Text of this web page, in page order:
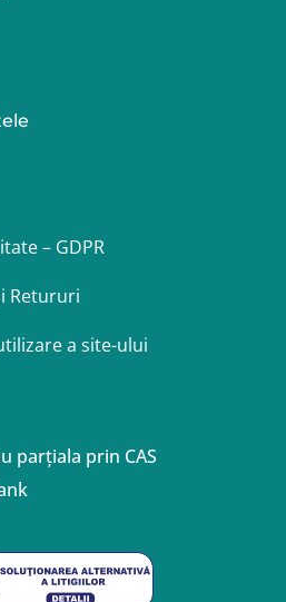
– GDPR
Retururi
a site-ului
parțiala prin CAS